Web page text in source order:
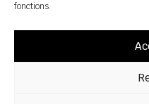
fonctions.